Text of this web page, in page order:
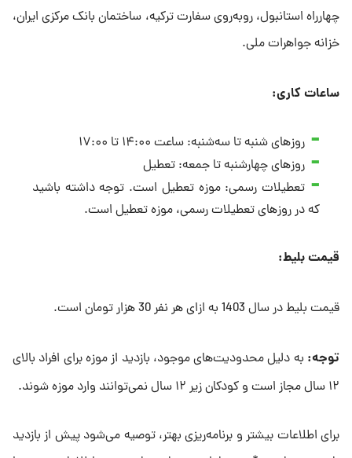
چهارراه استانبول، رو‌به‌روی سفارت ترکیه، ساختمان بانک مرکزی ایران،
خزانه جواهرات ملی.
ساعات کاری:
روزهای شنبه تا سه‌شنبه: ساعت ۱۴:۰۰ تا ۱۷:۰۰
روزهای چهارشنبه تا جمعه: تعطیل
تعطیلات رسمی: موزه تعطیل است. توجه داشته باشید
که در روزهای تعطیلات رسمی، موزه تعطیل است.
قیمت بلیط:
قیمت بلیط در سال 1403 به ازای هر نفر 30 هزار تومان است.
توجه: به دلیل محدودیت‌های موجود، بازدید از موزه برای افراد بالای
۱۲ سال مجاز است و کودکان زیر ۱۲ سال نمی‌توانند وارد موزه شوند.
برای اطلاعات بیشتر و برنامه‌ریزی بهتر، توصیه می‌شود پیش از بازدید